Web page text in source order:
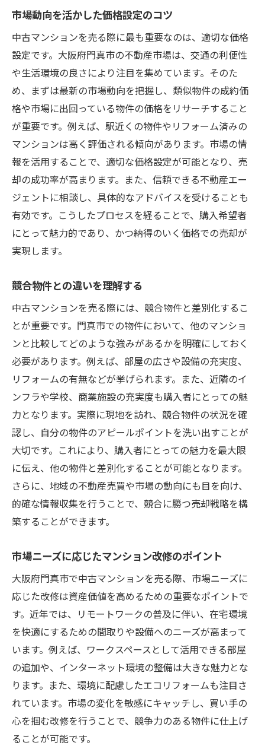
市場動向を活かした価格設定のコツ
中古マンションを売る際に最も重要なのは、適切な価格
設定です。大阪府門真市の不動産市場は、交通の利便性
や生活環境の良さにより注目を集めています。そのた
め、まずは最新の市場動向を把握し、類似物件の成約価
格や市場に出回っている物件の価格をリサーチすること
が重要です。例えば、駅近くの物件やリフォーム済みの
マンションは高く評価される傾向があります。市場の情
報を活用することで、適切な価格設定が可能となり、売
却の成功率が高まります。また、信頼できる不動産エー
ジェントに相談し、具体的なアドバイスを受けることも
有効です。こうしたプロセスを経ることで、購入希望者
にとって魅力的であり、かつ納得のいく価格での売却が
実現します。
競合物件との違いを理解する
中古マンションを売る際には、競合物件と差別化するこ
とが重要です。門真市での物件において、他のマンショ
ンと比較してどのような強みがあるかを明確にしておく
必要があります。例えば、部屋の広さや設備の充実度、
リフォームの有無などが挙げられます。また、近隣のイ
ンフラや学校、商業施設の充実度も購入者にとっての魅
力となります。実際に現地を訪れ、競合物件の状況を確
認し、自分の物件のアピールポイントを洗い出すことが
大切です。これにより、購入者にとっての魅力を最大限
に伝え、他の物件と差別化することが可能となります。
さらに、地域の不動産売買や市場の動向にも目を向け、
的確な情報収集を行うことで、競合に勝つ売却戦略を構
築することができます。
市場ニーズに応じたマンション改修のポイント
大阪府門真市で中古マンションを売る際、市場ニーズに
応じた改修は資産価値を高めるための重要なポイントで
す。近年では、リモートワークの普及に伴い、在宅環境
を快適にするための間取りや設備へのニーズが高まって
います。例えば、ワークスペースとして活用できる部屋
の追加や、インターネット環境の整備は大きな魅力とな
ります。また、環境に配慮したエコリフォームも注目さ
れています。市場の変化を敏感にキャッチし、買い手の
心を掴む改修を行うことで、競争力のある物件に仕上げ
ることが可能です。